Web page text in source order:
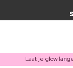
Laat je glow